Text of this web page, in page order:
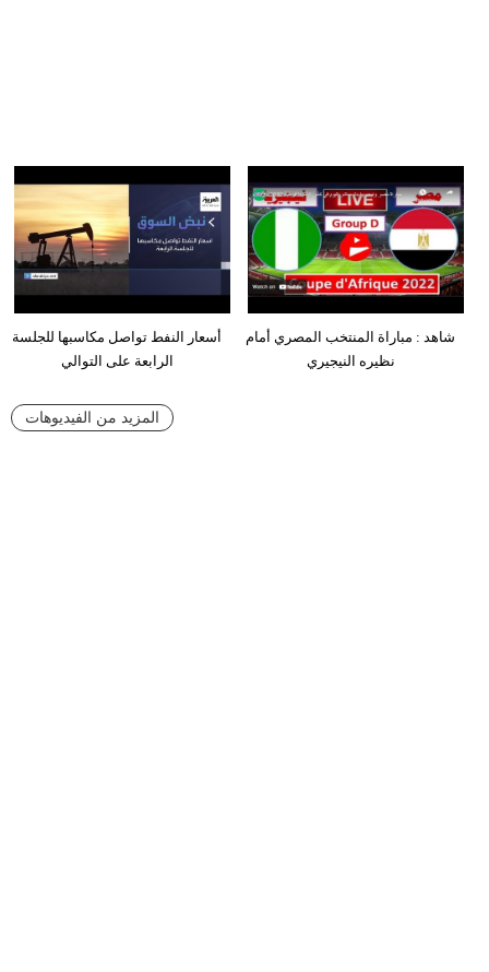
أسعار النفط تواصل مكاسبها للجلسة
الرابعة على التوالي
شاهد : مباراة المنتخب المصري أمام
نظيره النيجيري
المزيد من الفيديوهات